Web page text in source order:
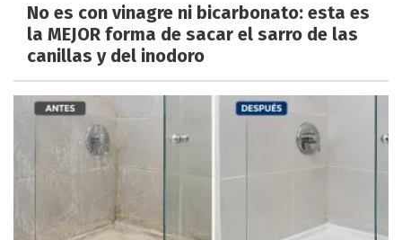
No es con vinagre ni bicarbonato: esta es
la MEJOR forma de sacar el sarro de las
canillas y del inodoro